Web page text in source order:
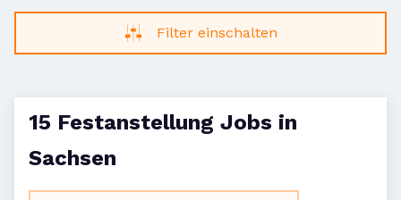
Filter einschalten
15 Festanstellung Jobs in
Sachsen